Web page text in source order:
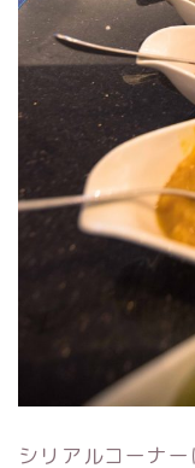
シリアルコーナ